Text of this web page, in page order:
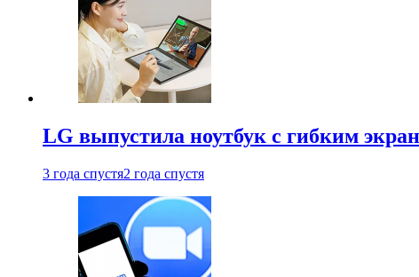
LG выпустила ноутбук с гибким
3 года спустя2 года спустя